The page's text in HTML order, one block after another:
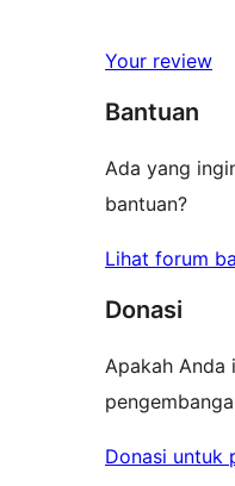
1-
Your review
Bantuan
Ada yang
bantuan?
Lihat forum
Donasi
Apakah Anda
Donasi untuk